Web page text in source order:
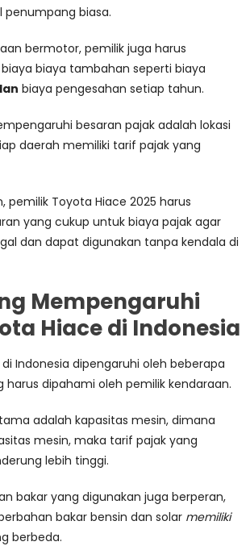
penumpang biasa.
bermotor, pemilik juga harus
biaya tambahan seperti biaya
biaya pengesahan setiap tahun.
besaran pajak adalah lokasi
daerah memiliki tarif pajak yang
pemilik Toyota Hiace 2025 harus
yang cukup untuk biaya pajak agar
dan dapat digunakan tanpa kendala di
Mempengaruhi
Hiace di Indonesia
Indonesia dipengaruhi oleh beberapa
dipahami oleh pemilik kendaraan.
adalah kapasitas mesin, dimana
mesin, maka tarif pajak yang
lebih tinggi.
bakar yang digunakan juga berperan,
bakar bensin dan solar memiliki
berbeda.